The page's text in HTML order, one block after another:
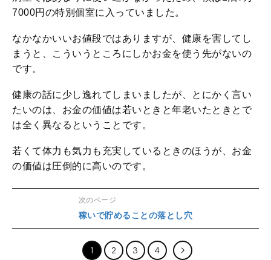
7000円の特別個室に入っていました。
なかなかいいお値段ではありますが、健康を害してし
まうと、こういうところにしかお金を使う先がないの
です。
健康の話に少し逸れてしまいましたが、とにかく言い
たいのは、お金の価値は若いときと年老いたときとで
は全く異なるということです。
若くて体力も気力も充実しているときのほうが、お金
の価値は圧倒的に高いのです。
次のページ
稼いで貯めることの落とし穴
1 2 3 4